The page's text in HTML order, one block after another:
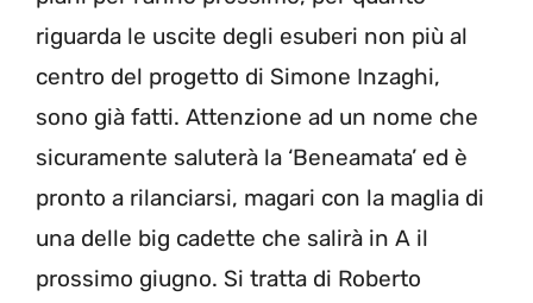
riguarda le uscite degli esuberi non più al
centro del progetto di Simone Inzaghi,
sono già fatti. Attenzione ad un nome che
sicuramente saluterà la ‘Beneamata’ ed è
pronto a rilanciarsi, magari con la maglia di
una delle big cadette che salirà in A il
prossimo giugno. Si tratta di Roberto